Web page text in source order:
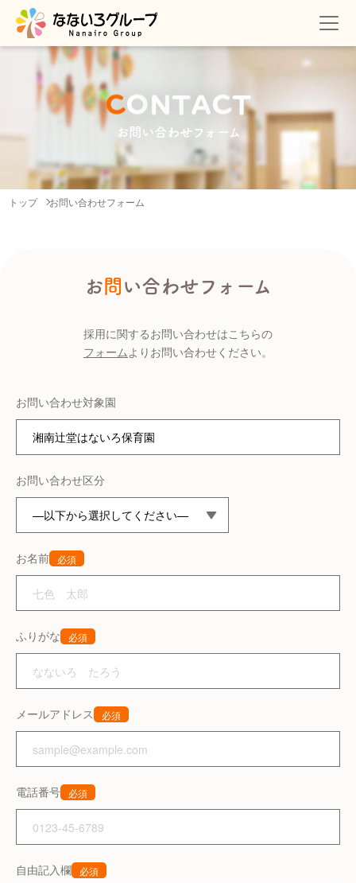
CONTACT
お問い合わせフォーム
トップ お問い合わせフォーム
お問い合わせフォーム
採用に関するお問い合わせはこちらの
フォーム よりお問い合わせください。
お問い合わせ対象園
お問い合わせ区分
お名前 必須
ふりがな 必須
メールアドレス 必須
電話番号 必須
自由記入欄 必須